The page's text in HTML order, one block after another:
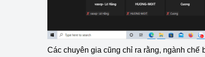
Các chuyên gia cũng chỉ ra rằng, ngành chế